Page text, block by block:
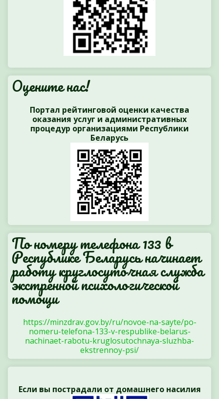
Оцените нас!
Портал рейтинговой оценки качества
оказания услуг и административных
процедур организациями Республики
Беларусь
По номеру телефона 133 в
Республике Беларусь начинает
работу круглосуточная служба
экстренной психологической
помощи
https://minzdrav.gov.by/ru/novoe-na-sayte/po-
nomeru-telefona-133-v-respublike-belarus-
nachinaet-rabotu-kruglosutochnaya-sluzhba-
ekstrennoy-psi/
Если вы пострадали от домашнего насилия